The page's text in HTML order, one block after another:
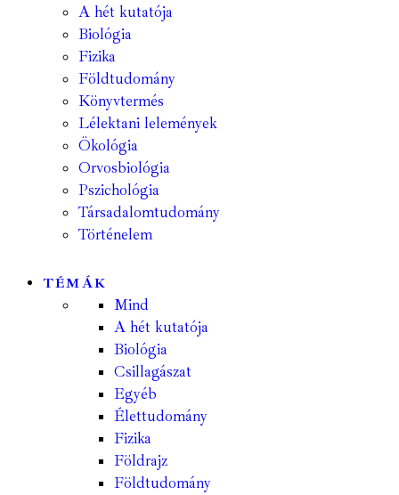
A hét kutatója
Biológia
Fizika
Földtudomány
Könyvtermés
Lélektani lelemények
Ökológia
Orvosbiológia
Pszichológia
Társadalomtudomány
Történelem
TÉMÁK
Mind
A hét kutatója
Biológia
Csillagászat
Egyéb
Élettudomány
Fizika
Földrajz
Földtudomány